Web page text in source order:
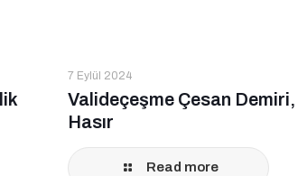
7 Eylül 2024
Valideçeşme Çesan Demiri,
Hasır
Read more